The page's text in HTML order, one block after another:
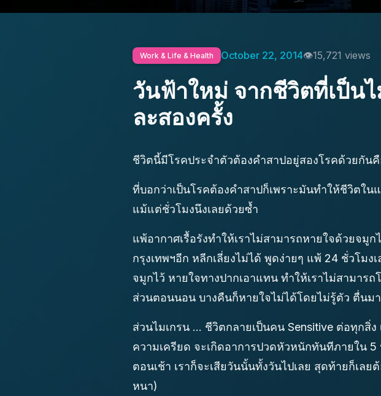
Work & Life & Health October 22, 2014 15,721 views
วันฟ้าใหม่ จากชีวิตที่เป็น
ละสองครั้ง
ชีวิตนี้มีโรคประจำตัวต้องคำสาปอยู่สองโรคด้วยกัน
ที่บอกว่าเป็นโรคต้องคำสาปก็เพราะมันทำให้ชีวิตใน
แม้แต่ชั่วโมงนึงเลยด้วยซ้ำ
แพ้อากาศเรื้อรังทำให้เราไม่สามารถหายใจด้วยจมู
กรุงเทพฯอีก หลีกเลี่ยงไม่ได้ พูดง่ายๆ แพ้ 24 ชั่วโม
จมูกไว้ หายใจทางปากเอาแทน ทำให้เราไม่สามาร
ส่วนตอนนอน บางคืนก็หายใจไม่ได้โดยไม่รู้ตัว ตื่นม
ส่วนไมเกรน ... ชีวิตกลายเป็นคน Sensitive ต่อทุกสิ่
ความเครียด จะเกิดอาการปวดหัวหนักทันทีภายใน
ตอนเช้า เราก็จะเสียวันนั้นทั้งวันไปเลย สุดท้ายก็เล
หนา)